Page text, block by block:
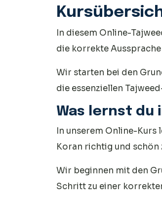
In diesem Online-
die korrekte
Wir starten bei den
die essenziellen
Was lernst du
In unserem Online-
Koran richtig und schön
Wir beginnen mit den
Schritt zu einer